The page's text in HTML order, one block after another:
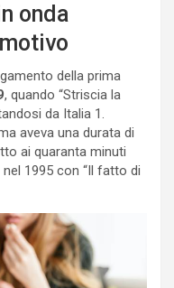
onda
della prima
, quando “Striscia la
da Italia 1.
aveva una durata di
ai quaranta minuti
1995 con “Il fatto di